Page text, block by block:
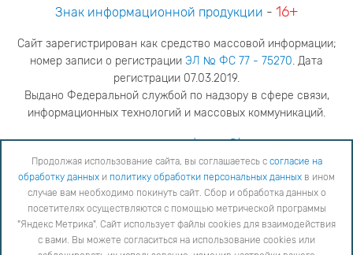
Знак информационной продукции - 16+
Сайт зарегистрирован как средство массовой информации;
номер записи о регистрации ЭЛ № ФС 77 - 75270. Дата
регистрации 07.03.2019.
Выдано Федеральной службой по надзору в сфере связи,
информационных технологий и массовых коммуникаций.
адрес редакцииya.stogova@ksc.ru
телефон редакции81555-79-516
Продолжая использование сайта, вы соглашаетесь с согласие на обработку данных
обработки персональных данных
в ином случае вам необходимо покинуть сайт. Сбор и обработка
данных о посетителях осуществляются с помощью метрической программы "Яндекс Метрика".
Сайт использует файлы cookies для взаимодействия с вами. Вы можете согласиться на
использование cookies или заблокировать их использование, изменив настройки вашего интернет-
Продолжая использование сайта, вы соглашаетесь с согласие на
обработку данных и политику обработки персональных данных в ином
случае вам необходимо покинуть сайт. Сбор и обработка данных о
посетителях осуществляются с помощью метрической программы
"Яндекс Метрика". Сайт использует файлы cookies для взаимодействия
с вами. Вы можете согласиться на использование cookies или